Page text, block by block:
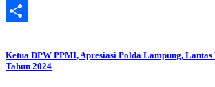
Email
Ketua DPW PPMI, Apresiasi Polda Lampung,
Tahun 2024